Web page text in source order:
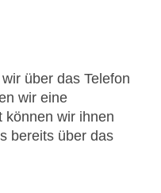
über das Telefon
wir eine
können wir ihnen
bereits über das